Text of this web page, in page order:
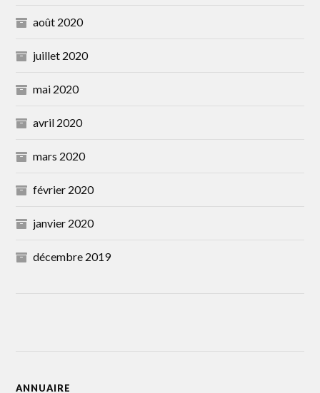
août 2020
juillet 2020
mai 2020
avril 2020
mars 2020
février 2020
janvier 2020
décembre 2019
ANNUAIRE